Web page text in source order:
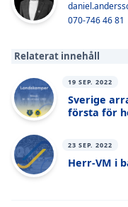
070-746 46 81
Relaterat innehåll
19 SEP. 2022
Sverige
första för
23 SEP. 2022
Herr-VM i